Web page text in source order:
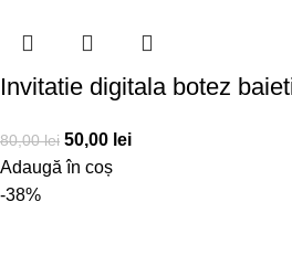
Invitatie digitala botez
80,00lei 50,00 lei
Adaugă în coș
-38%